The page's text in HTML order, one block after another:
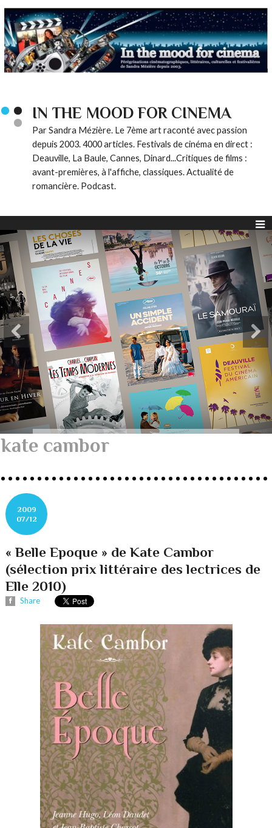
IN THE MOOD FOR CINEMA
Par Sandra Mézière. Le 7ème art raconté avec passion
depuis 2003. 4000 articles. Festivals de cinéma en direct :
Deauville, La Baule, Cannes, Dinard...Critiques de films :
avant-premières, à l'affiche, classiques. Actualité de
romancière. Podcast.
kate cambor
2009
07/12
« Belle Epoque » de Kate Cambor
(sélection prix littéraire des lectrices de
Elle 2010)
Share